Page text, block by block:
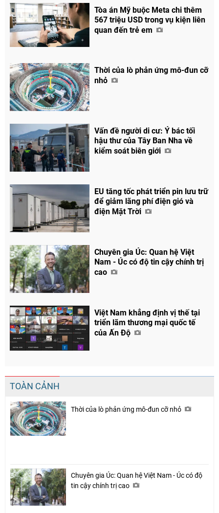
Tòa án Mỹ buộc Meta chi thêm
567 triệu USD trong vụ kiện liên
quan đến trẻ em
Thời của lò phản ứng mô-đun cỡ
nhỏ
Vấn đề người di cư: Ý bác tối
hậu thư của Tây Ban Nha về
kiểm soát biên giới
EU tăng tốc phát triển pin lưu trữ
để giảm lãng phí điện gió và
điện Mặt Trời
Chuyên gia Úc: Quan hệ Việt
Nam - Úc có độ tin cậy chính trị
cao
Việt Nam khẳng định vị thế tại
triển lãm thương mại quốc tế
của Ấn Độ
TOÀN CẢNH
Thời của lò phản ứng mô-đun cỡ nhỏ
Chuyên gia Úc: Quan hệ Việt Nam - Úc có độ
tin cậy chính trị cao